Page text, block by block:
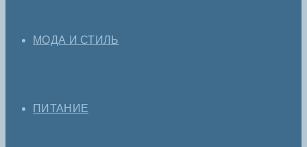
МОДА И СТИЛЬ
ПИТАНИЕ